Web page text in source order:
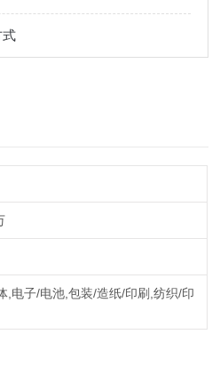
式
,电子/电池,包装/造纸/印刷,纺织/印